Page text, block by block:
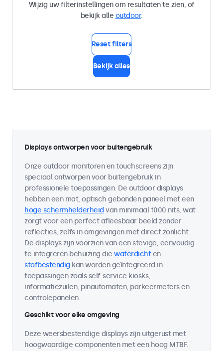
Wijzig uw filterinstellingen om resultaten te zien, of
bekijk alle outdoor.
Reset filters
Bekijk alles
Displays ontworpen voor buitengebruik
Onze outdoor monitoren en touchscreens zijn
speciaal ontworpen voor buitengebruik in
professionele toepassingen. De outdoor displays
hebben een mat, optisch gebonden paneel met een
hoge schermhelderheid van minimaal 1000 nits, wat
zorgt voor een perfect afleesbaar beeld zonder
reflecties, zelfs in omgevingen met direct zonlicht.
De displays zijn voorzien van een stevige, eenvoudig
te integreren behuizing die waterdichten
stofbestendig kan worden geïntegreerd in
toepassingen zoals self-service kiosks,
informatiezuilen, pinautomaten, parkeermeters en
controlepanelen.
Geschikt voor elke omgeving
Deze weersbestendige displays zijn uitgerust met
hoogwaardige componenten met een hoog MTBF.